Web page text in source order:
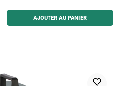
ou utilisez les boutons pour augmenter ou
AJOUTER AU PANIER